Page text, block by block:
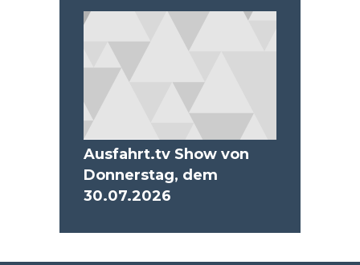
Ausfahrt.tv Show von
Donnerstag, dem
30.07.2026